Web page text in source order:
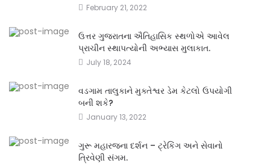
February 21, 2022
ઉત્તર ગુજરાતના ઐતિહાસિક સ્થળોએ આવેલ
પ્રાચીન સ્થાપત્યોની અભ્યાસ મુલાકાત.
July 18, 2024
વડગામ તાલુકાને મુક્તેશ્વર ડેમ કેટલો ઉપયોગી
બની શકે?
January 13, 2022
ગુરૂ મહારજના દર્શન – ટ્રેકિંગ અને સેવાનો
ત્રિવેણી સંગમ.